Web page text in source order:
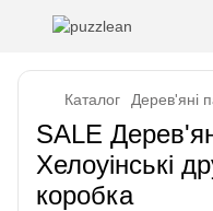
Каталог Дерев'яні
SALE
Хелоуінські
коробка